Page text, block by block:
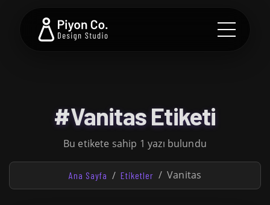
#Vanitas Etiketi
Bu etikete sahip 1 yazı bulundu
Ana Sayfa Etiketler Vanitas